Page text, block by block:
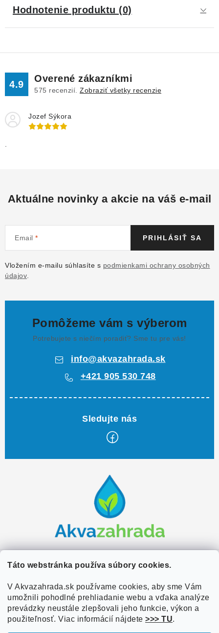
Táto webstránka používa súbory cookies.
V Akvazahrada.sk používame cookies, aby sme Vám
umožnili pohodlné prehliadanie webu a vďaka analýze
prevádzky neustále zlepšovali jeho funkcie, výkon a
použiteľnosť. Viac informácií nájdete >>> TU.
Hodnotenie produktu (0)
4.9
Overené zákazníkmi
575 recenzií. Zobraziť všetky recenzie
Jozef Sýkora
Aktuálne novinky a akcie na váš e-mail
Email
Vložením e-mailu súhlasíte s podmienkami ochrany osobných
údajov
PRIHLÁSIŤ SA
Pomôžeme vám s výberom
Potrebujete s niečím poradiť? Sme tu pre vás!
info@akvazahrada.sk
+421 905 530 748
e
Zákaznícky servis
Doprava a platba
Obchodné podmienky
Užitočné informácie
O nás
Referencie
Overené zákazníkmi